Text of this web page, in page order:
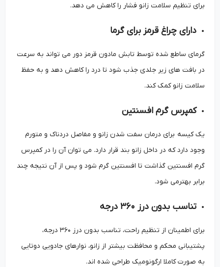
برای تنظیم سلامت زانو فشار را کاهش می دهد.
دارای چراغ قرمز برای گرما
گرمای ساطع شده توسط تابش مادون قرمز دور می تواند به سرعت
در بافت های زیر جلدی جذب شود تا درد را کاهش دهد و به حفظ
سلامت زانو کمک کند.
کمپرس گرم افسنتین
یک کیسه برای درمان سفت شدن زانو و مفاصل دردناک و متورم
وجود دارد که در داخل زانو بند قرار دارد. می توان آن را در کمپرس
گرم افسنتین گذاشت تا افسنتین گرم شود و پس از آن نتیجه چند
برابر بهترمی شود.
تناسب بدون درز ۳۶۰ درجه
برای اطمینان از تنظیم راحت، تناسب بدون درز ۳۶۰ درجه،
پشتیبانی محکم و محافظت بیشتر از زانو، نوارهای جادویی دوتایی
به صورت کاملا ارگونومیک طراحی شده اند.